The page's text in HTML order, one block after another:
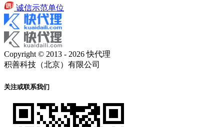
诚信示范单位
Copyright © 2013 - 2026 快代理
积善科技（北京）有限公司
关注或联系我们